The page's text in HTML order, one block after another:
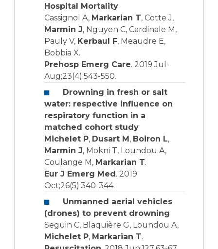
Hospital Mortality
Cassignol A, Markarian T, Cotte J,
Marmin J, Nguyen C, Cardinale M,
Pauly V, Kerbaul F, Meaudre E,
Bobbia X.
Prehosp Emerg Care. 2019 Jul-
Aug;23(4):543-550.
Drowning in fresh or salt
water: respective influence on
respiratory function in a
matched cohort study
Michelet P, Dusart M , Boiron L,
Marmin J, Mokni T, Loundou A,
Coulange M, Markarian T.
Eur J Emerg Med . 2019
Oct;26(5):340-344.
Unmanned aerial vehicles
(drones) to prevent drowning
Seguin C, Blaquière G, Loundou A,
Michelet P, Markarian T.